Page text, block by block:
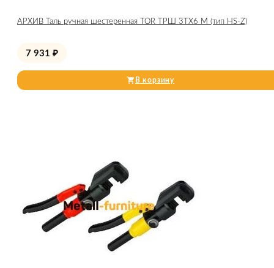
АРХИВ Таль ручная шестеренная TOR ТРШ 3ТХ6 М (тип HS-Z)
7 931 ₽
В корзину